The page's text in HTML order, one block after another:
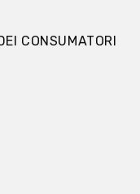
CONSUMATORI